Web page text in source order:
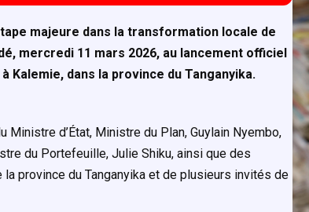
majeure dans la transformation locale de
mercredi 11 mars 2026, au lancement officiel
Kalemie, dans la province du Tanganyika.
d’État, Ministre du Plan, Guylain Nyembo,
du Portefeuille, Julie Shiku, ainsi que des
la province du Tanganyika et de plusieurs invités de